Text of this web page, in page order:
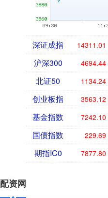
深证成指 14311.01
沪深300 4694.44
北证50 1134.24
创业板指 3563.12
基金指数 7242.10
国债指数 229.69
期指IC0 7877.80
配资网